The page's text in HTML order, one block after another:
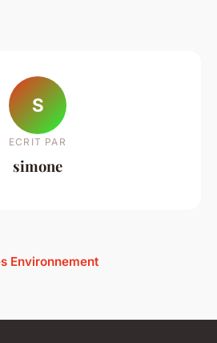
S
ECRIT PAR
simone
Environnement